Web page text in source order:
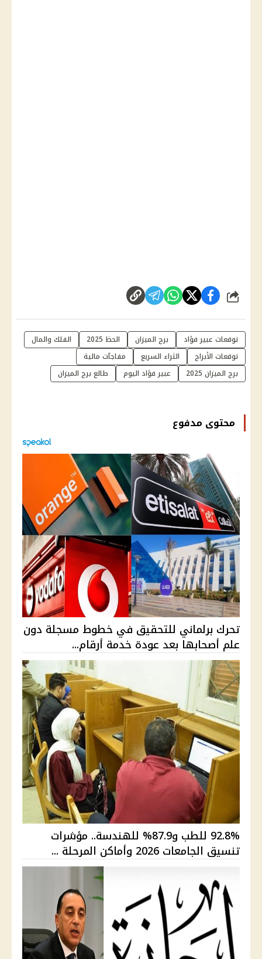
شارك
توقعات عبير فؤاد برج الميزان الحظ 2025
الفلك والمال
توقعات الأبراج
الثراء السريع
مفاجآت مالية
برج الميزان 2025
عبير فؤاد اليوم طالع برج الميزان
محتوى مدفوع
تحرك برلماني للتحقيق في خطوط مسجلة دون
علم أصحابها بعد عودة خدمة أرقام...
92.8% للطب و87.9% للهندسة.. مؤشرات
تنسيق الجامعات 2026 وأماكن المرحلة ...